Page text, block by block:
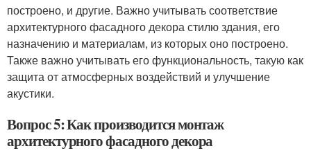
построено, и другие. Важно учитывать соответствие
архитектурного фасадного декора стилю здания, его
назначению и материалам, из которых оно построено.
Также важно учитывать его функциональность, такую как
защита от атмосферных воздействий и улучшение
акустики.
Вопрос 5: Как производится монтаж
архитектурного фасадного декора